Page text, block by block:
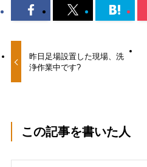
昨日足場設置した現場、洗
浄作業中です?
この記事を書いた人